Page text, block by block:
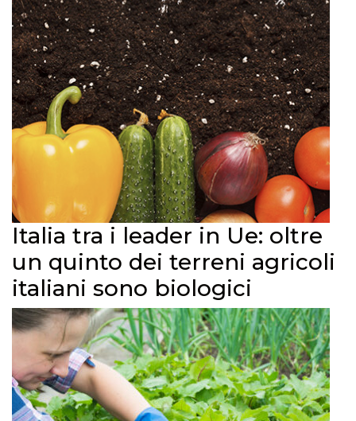
Italia tra i leader in Ue: oltre
un quinto dei terreni agricoli
italiani sono biologici